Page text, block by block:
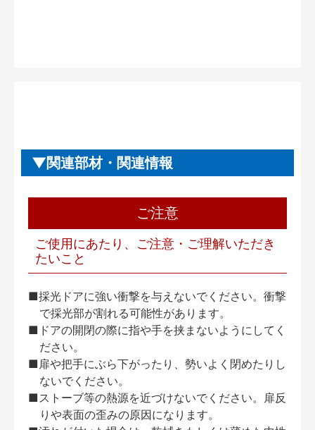
関連部材・関連情報
ご注意
ご使用にあたり、ご注意・ご理解いただき
たいこと
■採光ドアに強い衝撃を与えないでください。衝撃
で採光部が割れる可能性があります。
■ドアの開閉の際に指や手を挟まないようにしてく
ださい。
■扉や把手にぶら下がったり、勢いよく閉めたりし
ないでください。
■ストーブ等の熱源を近づけないでください。扉反
りや表面の歪みの原因になります。